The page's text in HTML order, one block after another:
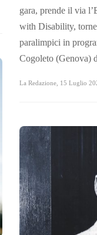
gara, prende il via
with Disability,
paralimpici in
Cogoleto (Genova)
La Redazione 15 Luglio